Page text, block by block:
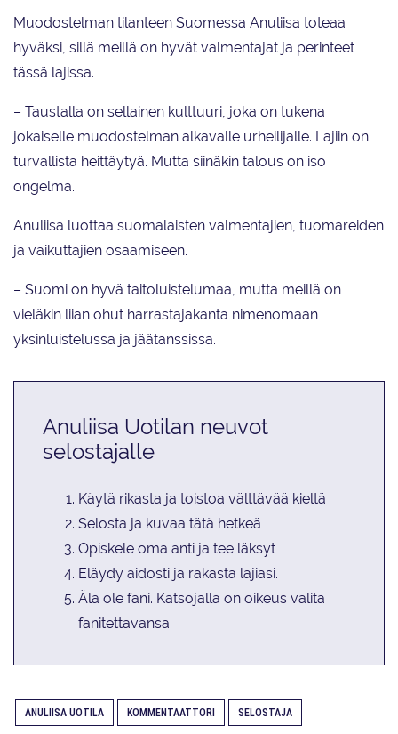
Muodostelman tilanteen Suomessa Anuliisa toteaa
hyväksi, sillä meillä on hyvät valmentajat ja perinteet
tässä lajissa.
– Taustalla on sellainen kulttuuri, joka on tukena
jokaiselle muodostelman alkavalle urheilijalle. Lajiin on
turvallista heittäytyä. Mutta siinäkin talous on iso
ongelma.
Anuliisa luottaa suomalaisten valmentajien, tuomareiden
ja vaikuttajien osaamiseen.
– Suomi on hyvä taitoluistelumaa, mutta meillä on
vieläkin liian ohut harrastajakanta nimenomaan
yksinluistelussa ja jäätanssissa.
Anuliisa Uotilan neuvot
selostajalle
Käytä rikasta ja toistoa välttävää kieltä
Selosta ja kuvaa tätä hetkeä
Opiskele oma anti ja tee läksyt
Eläydy aidosti ja rakasta lajiasi.
Älä ole fani. Katsojalla on oikeus valita
fanitettavansa.
ANULIISA UOTILA KOMMENTAATTORI SELOSTAJA